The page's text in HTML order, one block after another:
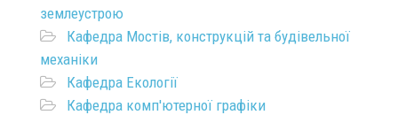
землеустрою
Кафедра Мостів, конструкцій та будівельної
механіки
Кафедра Екології
Кафедра комп'ютерної графіки